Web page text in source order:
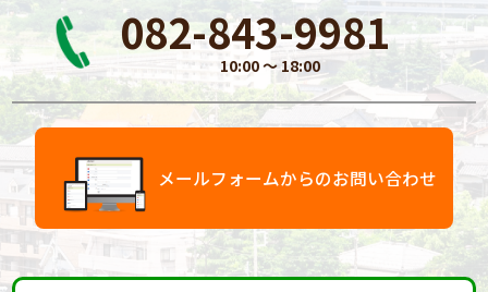
082-843-9981
10:00 〜 18:00
メールフォームからのお問い合わせ